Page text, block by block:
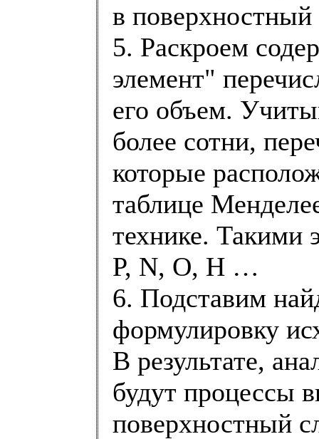
в поверхностный
5. Раскроем
элемент"
его объем.
более сотни,
которые
таблице
технике. Такими
P, N, O, H …
6. Подставим
формулировку
В результате,
будут процессы
поверхностный